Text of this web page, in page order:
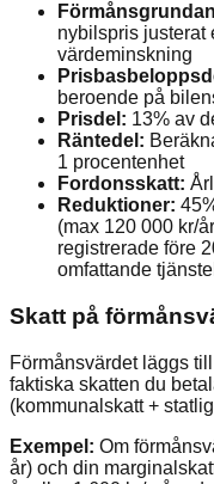
nybilspris justerat
värdeminskning
beroende på
Prisdel: 13% av
Räntedel:
1 procentenhet
Fordonsskatt:
Reduktioner:
(max 120 000 kr/
registrerade före
omfattande
Skatt på
Förmånsvärdet läggs
faktiska skatten du
(kommunalskatt +
Exempel: Om
år) och din